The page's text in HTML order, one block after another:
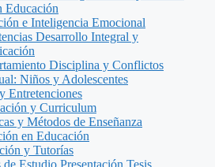
Educación
e Inteligencia Emocional
Desarrollo Integral y
Disciplina y Conflictos
Niños y Adolescentes
Entretenciones
y Curriculum
y Métodos de Enseñanza
en Educación
y Tutorías
Estudio Presentación Tesis